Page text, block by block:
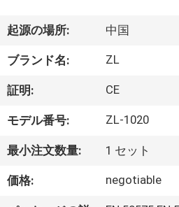
ク
ト
ビ
デ
オ
起源の場所: 中国
ブランド名: ZL
証明: CE
モデル番号: ZL-1020
最小注文数量: 1 セット
価格: negotiable